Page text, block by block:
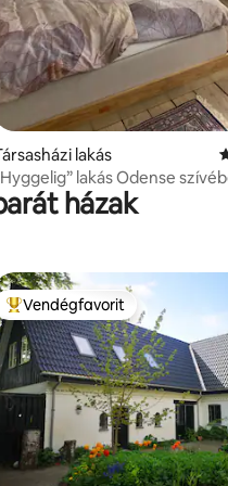
lakás
lakás Odense
házak
Kiemelt vendégfavorit
Vendégfavorit